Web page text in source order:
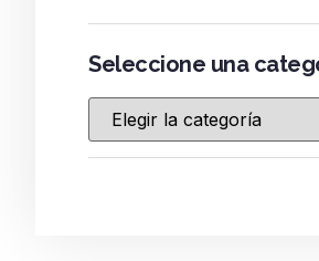
Seleccione una